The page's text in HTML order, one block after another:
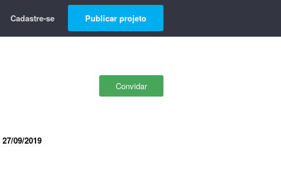
Cadastre-se Publicar projeto
Convidar
27/09/2019